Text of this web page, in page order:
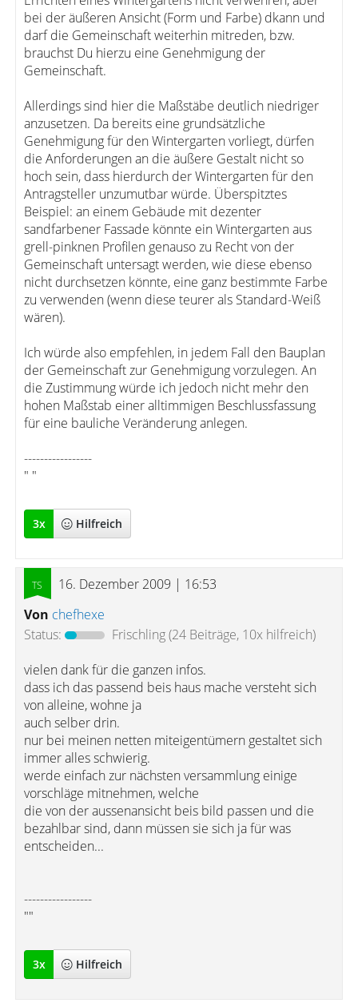
bei der äußeren Ansicht (Form und Farbe) dkann und
darf die Gemeinschaft weiterhin mitreden, bzw.
brauchst Du hierzu eine Genehmigung der
Gemeinschaft.
Allerdings sind hier die Maßstäbe deutlich niedriger
anzusetzen. Da bereits eine grundsätzliche
Genehmigung für den Wintergarten vorliegt, dürfen
die Anforderungen an die äußere Gestalt nicht so
hoch sein, dass hierdurch der Wintergarten für den
Antragsteller unzumutbar würde. Überspitztes
Beispiel: an einem Gebäude mit dezenter
sandfarbener Fassade könnte ein Wintergarten aus
grell-pinknen Profilen genauso zu Recht von der
Gemeinschaft untersagt werden, wie diese ebenso
nicht durchsetzen könnte, eine ganz bestimmte Farbe
zu verwenden (wenn diese teurer als Standard-Weiß
wären).
Ich würde also empfehlen, in jedem Fall den Bauplan
der Gemeinschaft zur Genehmigung vorzulegen. An
die Zustimmung würde ich jedoch nicht mehr den
hohen Maßstab einer alltimmigen Beschlussfassung
für eine bauliche Veränderung anlegen.
-----------------
" "
3x Hilfreich
16. Dezember 2009 | 16:53
Von chefhexe
Status:
Frischling(24 Beiträge, 10x hilfreich)
vielen dank für die ganzen infos.
dass ich das passend beis haus mache versteht sich
von alleine, wohne ja
auch selber drin.
nur bei meinen netten miteigentümern gestaltet sich
immer alles schwierig.
werde einfach zur nächsten versammlung einige
vorschläge mitnehmen, welche
die von der aussenansicht beis bild passen und die
bezahlbar sind, dann müssen sie sich ja für was
entscheiden...
-----------------
""
3x Hilfreich